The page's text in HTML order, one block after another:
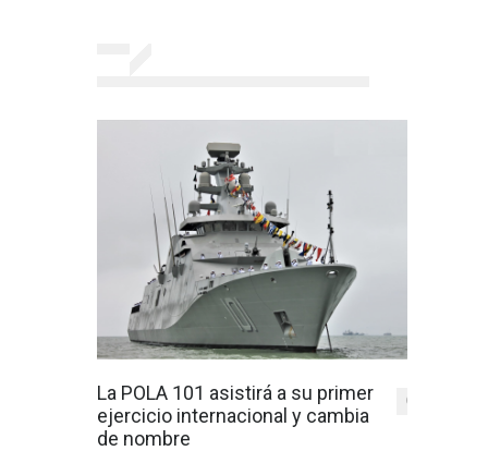
La POLA 101 asistirá a su primer
ejercicio internacional y cambia
de nombre
0